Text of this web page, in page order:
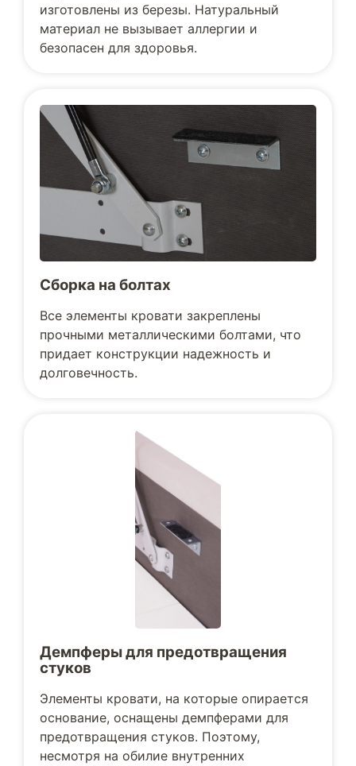
изготовлены из березы. Натуральный
материал не вызывает аллергии и
безопасен для здоровья.
Сборка на болтах
Все элементы кровати закреплены
прочными металлическими болтами, что
придает конструкции надежность и
долговечность.
Демпферы для предотвращения
стуков
Элементы кровати, на которые опирается
основание, оснащены демпферами для
предотвращения стуков. Поэтому,
несмотря на обилие внутренних